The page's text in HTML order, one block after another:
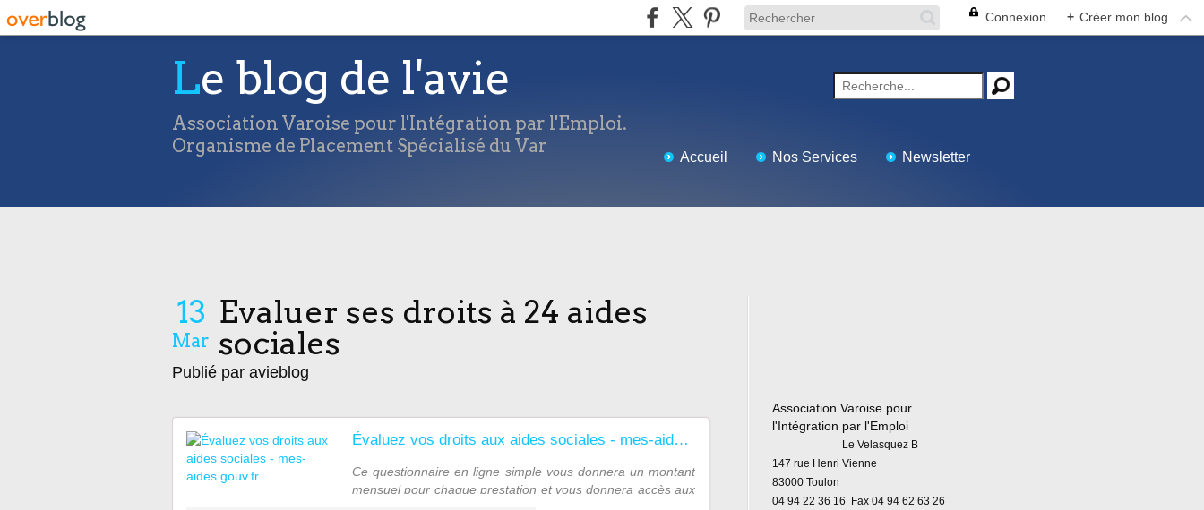
Connexion + Créer mon blog
Le blog de l'avie
Association Varoise pour l'Intégration par l'Emploi.
Organisme de Placement Spécialisé du Var
Accueil Nos Services Newsletter
13
Mar
Evaluer ses droits à 24 aides
sociales
Publié par avieblog
Évaluez vos droits aux aides sociales - mes-aides.gouv.fr
Ce questionnaire en ligne simple vous donnera un montant
mensuel pour chaque prestation et vous donnera accès aux
Association Varoise pour
l'Intégration par l'Emploi
Le Velasquez B
147 rue Henri Vienne
83000 Toulon
04 94 22 36 16 Fax 04 94 62 63 26